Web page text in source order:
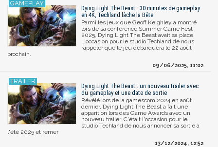
Dying Light The Beast : 30 minutes de gameplay
en 4K, Techland lâche la Bête
Parmi les jeux que Geoff Keighley a montré
lors de sa conférence Summer Game Fest
2025, Dying Light The Beast avait sa place.
L'occasion pour le studio Techland de nous
rappeler que le jeu débarquera le 22 août
prochain.
09/06/2025, 11:02
Dying Light The Beast : un nouveau trailer avec
du gameplay et une date de sortie
Révélé lors de la gamescom 2024 en août
dernier, Dying Light The Beast a fait une
apparition lors des Game Awards avec un
nouveau trailer. C'était l'occasion pour le
studio Techland de nous annoncer sa sortie à
l'été 2025 et remer
13/12/2024, 12:52